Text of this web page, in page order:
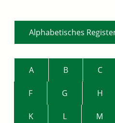
Alphabetisches
A B C
F G H
K L M